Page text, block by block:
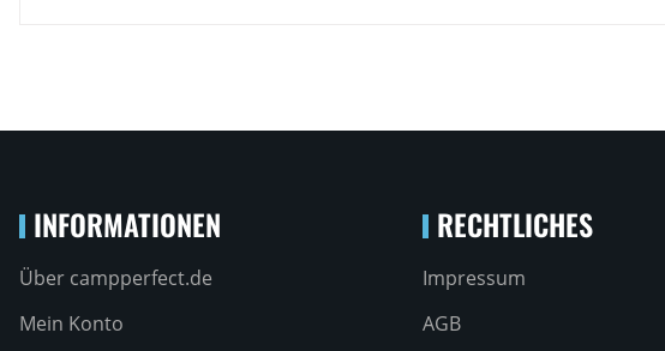
INFORMATIONEN
Über campperfect.de
Mein Konto
RECHTLICHES
Impressum
AGB